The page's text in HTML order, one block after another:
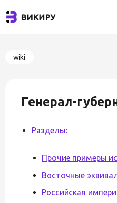
wiki
Генерал-
Разделы:
Прочие примеры
Восточные
Российская